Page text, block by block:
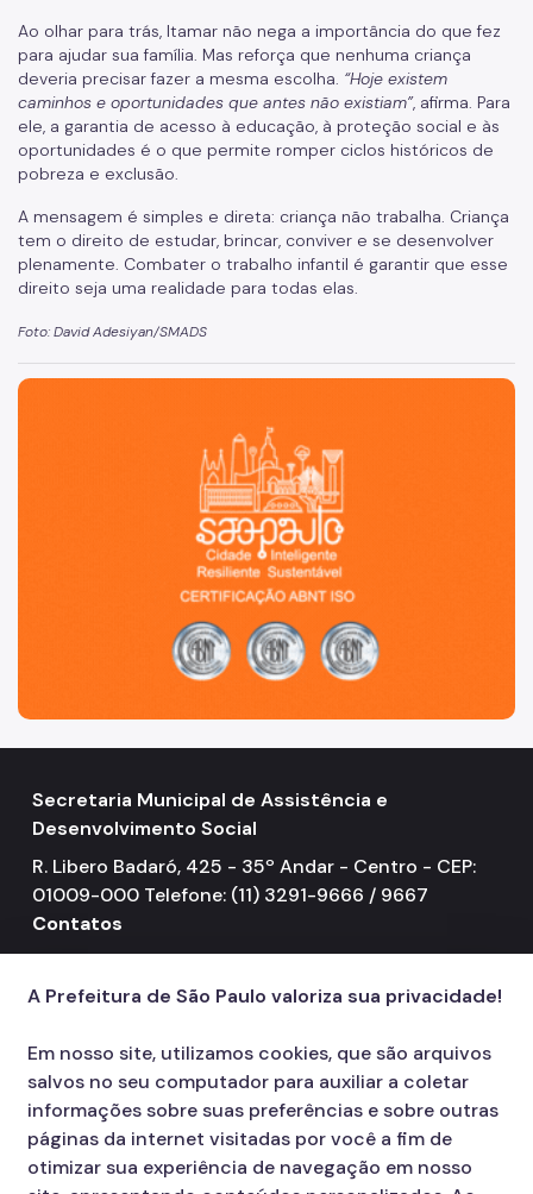
Ao olhar para trás, Itamar não nega a importância do que fez
para ajudar sua família. Mas reforça que nenhuma criança
deveria precisar fazer a mesma escolha. “Hoje existem
caminhos e oportunidades que antes não existiam”, afirma. Para
ele, a garantia de acesso à educação, à proteção social e às
oportunidades é o que permite romper ciclos históricos de
pobreza e exclusão.
A mensagem é simples e direta: criança não trabalha. Criança
tem o direito de estudar, brincar, conviver e se desenvolver
plenamente. Combater o trabalho infantil é garantir que esse
direito seja uma realidade para todas elas.
Foto: David Adesiyan/SMADS
São Paulo, cidade inteligente, resiliente e sustentável
Secretaria Municipal de Assistência e
Desenvolvimento Social
R. Libero Badaró, 425 - 35º Andar - Centro - CEP:
01009-000 Telefone: (11) 3291-9666 / 9667
Contatos
156
A Prefeitura de São Paulo valoriza sua privacidade!
Em nosso site, utilizamos cookies, que são arquivos
salvos no seu computador para auxiliar a coletar
informações sobre suas preferências e sobre outras
páginas da internet visitadas por você a fim de
otimizar sua experiência de navegação em nosso